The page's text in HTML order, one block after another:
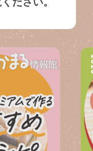
ださい。